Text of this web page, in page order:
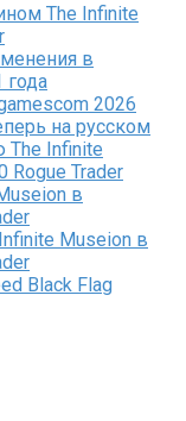
The Infinite
в
года
2026
на русском
The Infinite
Rogue Trader
в
Museion в
Black Flag